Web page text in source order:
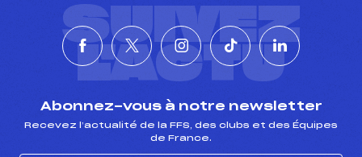
SUIVEZ
L'ACTU
Abonnez-vous à notre newsletter
Recevez l’actualité de la FFS, des clubs et des Équipes
de France.